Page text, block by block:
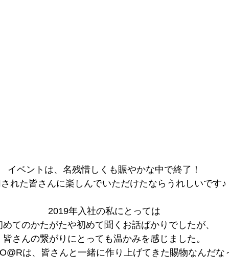
イベントは、名残惜しくも賑やかな中で終了！
れた皆さんに楽しんでいただけたならうれしいです♪
2019年入社の私にとっては
めてのかたがたや初めて聞くお話ばかりでしたが、
皆さんの繋がりにとっても温かみを感じました。
は、皆さんと一緒に作り上げてきた賜物なんだな